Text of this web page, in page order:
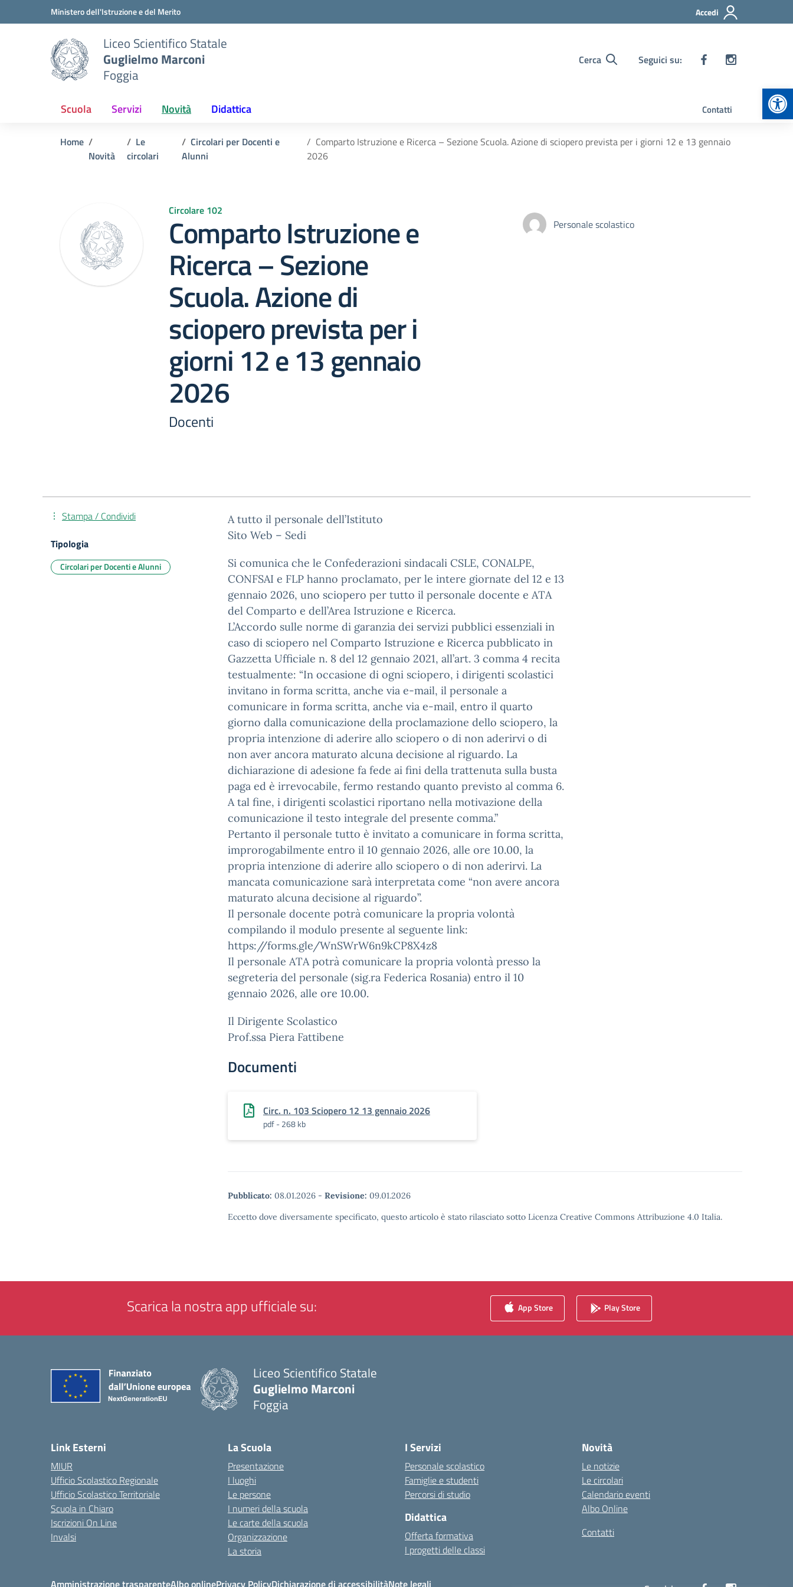
Vai ai contenuti
Vai al menu di navigazioneMinistero dell'Istruzione e del Merito Accedi
Liceo Scientifico Statale
Guglielmo Marconi
Foggia
Cerca Seguici su:
Scuola Servizi Novità Didattica Contatti
Home
Novità
Le
circolari
Circolari per Docenti e
Alunni
Comparto Istruzione e Ricerca – Sezione Scuola. Azione di sciopero prevista per i giorni 12 e 13 gennaio
2026
Circolare 102
Comparto Istruzione e
Ricerca – Sezione
Scuola. Azione di
sciopero prevista per i
giorni 12 e 13 gennaio
2026
Docenti
Personale scolastico
A tutto il personale dell’Istituto
Sito Web – Sedi
Si comunica che le Confederazioni sindacali CSLE, CONALPE,
CONFSAI e FLP hanno proclamato, per le intere giornate del 12 e 13
gennaio 2026, uno sciopero per tutto il personale docente e ATA
del Comparto e dell’Area Istruzione e Ricerca.
L’Accordo sulle norme di garanzia dei servizi pubblici essenziali in
caso di sciopero nel Comparto Istruzione e Ricerca pubblicato in
Gazzetta Ufficiale n. 8 del 12 gennaio 2021, all’art. 3 comma 4 recita
testualmente: “In occasione di ogni sciopero, i dirigenti scolastici
invitano in forma scritta, anche via e-mail, il personale a
comunicare in forma scritta, anche via e-mail, entro il quarto
giorno dalla comunicazione della proclamazione dello sciopero, la
propria intenzione di aderire allo sciopero o di non aderirvi o di
non aver ancora maturato alcuna decisione al riguardo. La
dichiarazione di adesione fa fede ai fini della trattenuta sulla busta
paga ed è irrevocabile, fermo restando quanto previsto al comma 6.
A tal fine, i dirigenti scolastici riportano nella motivazione della
comunicazione il testo integrale del presente comma.”
Pertanto il personale tutto è invitato a comunicare in forma scritta,
improrogabilmente entro il 10 gennaio 2026, alle ore 10.00, la
propria intenzione di aderire allo sciopero o di non aderirvi. La
mancata comunicazione sarà interpretata come “non avere ancora
maturato alcuna decisione al riguardo”.
Il personale docente potrà comunicare la propria volontà
compilando il modulo presente al seguente link:
https://forms.gle/WnSWrW6n9kCP8X4z8
Il personale ATA potrà comunicare la propria volontà presso la
segreteria del personale (sig.ra Federica Rosania) entro il 10
gennaio 2026, alle ore 10.00.
Il Dirigente Scolastico
Prof.ssa Piera Fattibene
Documenti
Circ. n. 103 Sciopero 12 13 gennaio 2026
pdf - 268 kb
Pubblicato: 08.01.2026 - Revisione: 09.01.2026
Eccetto dove diversamente specificato, questo articolo è stato rilasciato sotto Licenza Creative Commons Attribuzione 4.0 Italia.
Stampa / Condividi
Tipologia
Circolari per Docenti e Alunni
Scarica la nostra app ufficiale su: App Store Play Store
Liceo Scientifico Statale
Guglielmo Marconi
Foggia
Link Esterni
MIUR
Ufficio Scolastico Regionale
Ufficio Scolastico Territoriale
Scuola in Chiaro
Iscrizioni On Line
Invalsi
La Scuola
Presentazione
I luoghi
Le persone
I numeri della scuola
Le carte della scuola
Organizzazione
La storia
I Servizi
Personale scolastico
Famiglie e studenti
Percorsi di studio
Didattica
Offerta formativa
I progetti delle classi
Novità
Le notizie
Le circolari
Calendario eventi
Albo Online
Contatti
Amministrazione trasparenteAlbo onlinePrivacy PolicyDichiarazione di accessibilitàNote legali